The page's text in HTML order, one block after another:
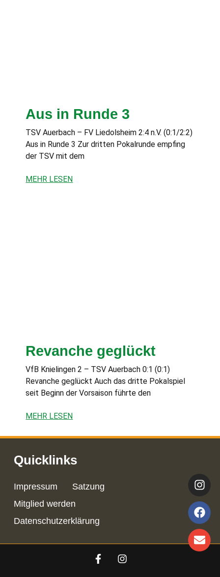
Aus in Runde 3
TSV Auerbach – FV Liedolsheim 2:4 n.V. (0:1/2:2)
Aus in Runde 3 Zur dritten Pokalrunde empfing
der TSV mit dem
MEHR LESEN
Revanche geglückt
VfB Knielingen 2 – TSV Auerbach 0:1 (0:1)
Revanche geglückt Auch das dritte Pokalspiel
seit Beginn der Vorsaison führte den
MEHR LESEN
Quicklinks
Impressum
Satzung
Mitglied werden
Datenschutzerklärung